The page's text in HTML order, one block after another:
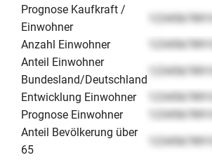
Prognose Kaufkraft /
Einwohner
12345678910
Anzahl Einwohner
12345678910
Anteil Einwohner
Bundesland/Deutschland
12345678910
Entwicklung Einwohner
12345678910
Prognose Einwohner
12345678910
Anteil Bevölkerung über
65
12345678910